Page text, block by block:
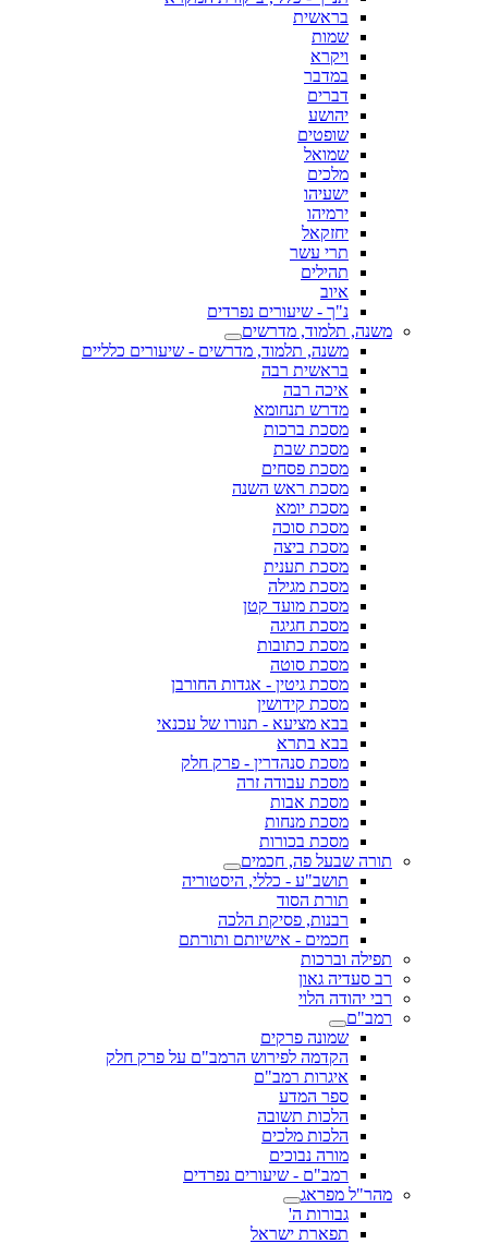
בראשית
שמות
ויקרא
במדבר
דברים
יהושע
שופטים
שמואל
מלכים
ישעיהו
ירמיהו
יחזקאל
תרי עשר
תהילים
איוב
נ"ך - שיעורים נפרדים
משנה, תלמוד, מדרשים
משנה, תלמוד, מדרשים - שיעורים כלליים
בראשית רבה
איכה רבה
מדרש תנחומא
מסכת ברכות
מסכת שבת
מסכת פסחים
מסכת ראש השנה
מסכת יומא
מסכת סוכה
מסכת ביצה
מסכת תענית
מסכת מגילה
מסכת מועד קטן
מסכת חגיגה
מסכת כתובות
מסכת סוטה
מסכת גיטין - אגדות החורבן
מסכת קידושין
בבא מציעא - תנורו של עכנאי
בבא בתרא
מסכת סנהדרין - פרק חלק
מסכת עבודה זרה
מסכת אבות
מסכת מנחות
מסכת בכורות
תורה שבעל פה, חכמים
תושב"ע - כללי, היסטוריה
תורת הסוד
רבנות, פסיקת הלכה
חכמים - אישיותם ותורתם
תפילה וברכות
רב סעדיה גאון
רבי יהודה הלוי
רמב"ם
שמונה פרקים
הקדמה לפירוש הרמב"ם על פרק חלק
איגרות רמב"ם
ספר המדע
הלכות תשובה
הלכות מלכים
מורה נבוכים
רמב"ם - שיעורים נפרדים
מהר"ל מפראג
גבורות ה'
תפארת ישראל